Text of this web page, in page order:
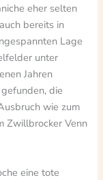
eher selten
bereits in
Lage
unter
Jahren
die
wie zum
Zwillbrocker Venn
eine tote